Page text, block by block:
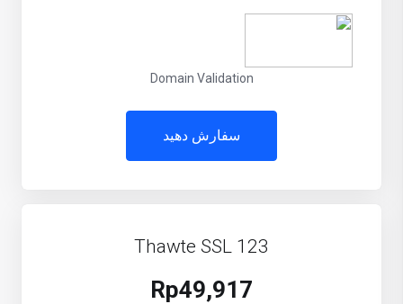
Domain Validation
سفارش دهید
Thawte SSL 123
Rp49,917